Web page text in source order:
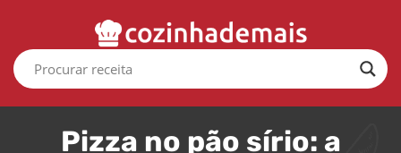
Pizza no pão sírio: a